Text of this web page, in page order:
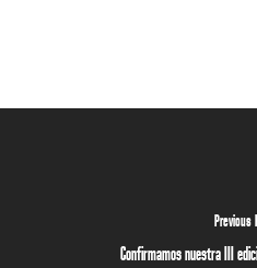
Previous
Confirmamos nuestra III